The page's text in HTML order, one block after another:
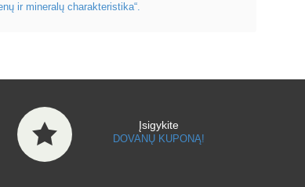
ir mineralų charakteristika“.
Įsigykite
DOVANŲ KUPONĄ!